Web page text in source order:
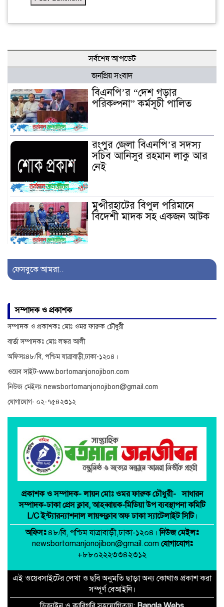
সর্বশেষ আপডেট
জনপ্রিয় সংবাদ
বিএনপি’র “দেশ গড়ার
পরিকল্পনা” কর্মসূচী পালিত
রংপুর জেলা বিএনপি’র সদস্য
সচিব আনিসুর রহমান লাকু আর
নেই
মুন্সীরহাটের বিপুল পরিমানে
বিদেশী মাদক সহ একজন আটক
সাজেকগামী পর্যটকবাহী যানবাহন
সেনাবাহিনী
বিরুদ্ধে অনুসন্ধান
ফেসবুকে আমরা..
সম্পাদক ও প্রকাশক
সম্পাদক ও প্রকাশকঃ মোঃ ওমর ফারুক চৌধুরী
বার্তা সম্পাদকঃ মোঃ লস্কর আলী
অফিসঃ৪৮/বি, পশ্চিম যাত্রাবাড়ী,ঢাকা-১২০৪।
ওয়েব সাইট-www.bortomanjonojibon.com
নিউজ মেইলঃ newsbortomanjonojibon@gmail.com
যোগাযোগ- ০২-৭৫৪২৩১২
প্রকাশক ও সম্পাদক-লায়ন মোঃ ওমর ফারুক চৌধুরী- সাধারন
সম্পাদক-ঢাকা প্রেস ক্লাব, আহব্বায়ক-মিডিয়া উপ ব্যবস্থাপনা কমিটি
L/C ইন্ট্যারন্যাশনাল লায়ন্সক্লাব অফ ঢাকা স্যাটেলাইট সিটি।
অফিসঃ৪৮/বি, পশ্চিম যাত্রাবাড়ী,ঢাকা-১২০৪।নিউজ মেইলঃ
newsbortomanjonojibon@gmail.com যোগাযোগঃ
+৮৮০২২২৩৩৪২৩১২
এই ওয়েবসাইটের লেখা ও ছবি অনুমতি ছাড়া অন্য কোথাও প্রকাশ করা
সম্পূর্ণ বেআইনি।